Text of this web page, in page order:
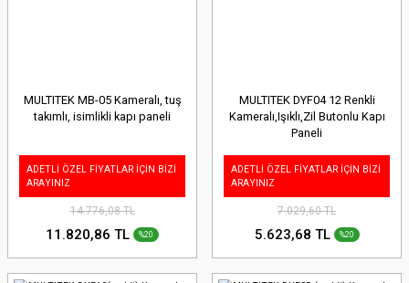
MULTITEK MB-05 Kameralı, tuş
takımlı, isimlikli kapı paneli
ADETLİ ÖZEL FİYATLAR İÇİN BİZİ
ARAYINIZ
14.776,08 TL
11.820,86 TL %20
MULTITEK DYF04 12 Renkli
Kameralı,Işıklı,Zil Butonlu Kapı
Paneli
ADETLİ ÖZEL FİYATLAR İÇİN BİZİ
ARAYINIZ
7.029,60 TL
5.623,68 TL %20